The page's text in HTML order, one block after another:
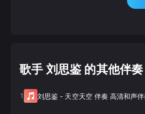
歌手 刘思鉴 的其他伴奏
1 刘思鉴 - 天空天空 伴奏 高清和声伴